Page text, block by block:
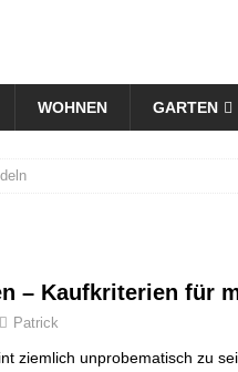
WOHNEN GARTEN
– Kaufkriterien für
Patrick
ziemlich unprobematisch zu